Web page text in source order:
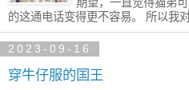
期望，一直觉得猫弟
的这通电话​变得更不容易。 所以我
2023-09-16
穿牛仔服的国王